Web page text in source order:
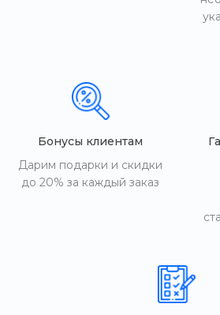
Бонусы клиентам
Дарим подарки и скидки
до 20% за каждый заказ